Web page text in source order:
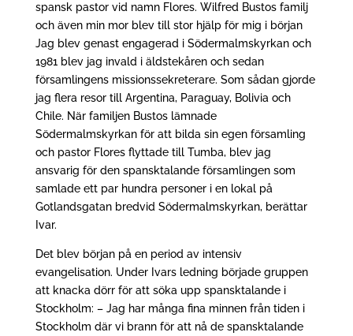
spansk pastor vid namn Flores. Wilfred Bustos familj
och även min mor blev till stor hjälp för mig i början
Jag blev genast engagerad i Södermalmskyrkan och
1981 blev jag invald i äldstekåren och sedan
församlingens missionssekreterare. Som sådan gjorde
jag flera resor till Argentina, Paraguay, Bolivia och
Chile. När familjen Bustos lämnade
Södermalmskyrkan för att bilda sin egen församling
och pastor Flores flyttade till Tumba, blev jag
ansvarig för den spansktalande församlingen som
samlade ett par hundra personer i en lokal på
Gotlandsgatan bredvid Södermalmskyrkan, berättar
Ivar.
Det blev början på en period av intensiv
evangelisation. Under Ivars ledning började gruppen
att knacka dörr för att söka upp spansktalande i
Stockholm: – Jag har många fina minnen från tiden i
Stockholm där vi brann för att nå de spansktalande